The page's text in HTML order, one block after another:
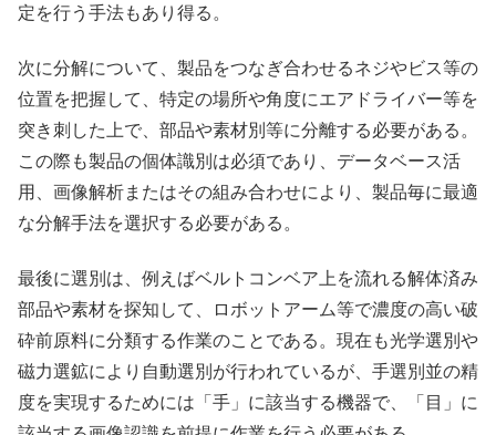
定を行う手法もあり得る。
次に分解について、製品をつなぎ合わせるネジやビス等の
位置を把握して、特定の場所や角度にエアドライバー等を
突き刺した上で、部品や素材別等に分離する必要がある。
この際も製品の個体識別は必須であり、データベース活
用、画像解析またはその組み合わせにより、製品毎に最適
な分解手法を選択する必要がある。
最後に選別は、例えばベルトコンベア上を流れる解体済み
部品や素材を探知して、ロボットアーム等で濃度の高い破
砕前原料に分類する作業のことである。現在も光学選別や
磁力選鉱により自動選別が行われているが、手選別並の精
度を実現するためには「手」に該当する機器で、「目」に